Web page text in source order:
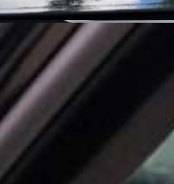
677 50 60
Zadzwoń